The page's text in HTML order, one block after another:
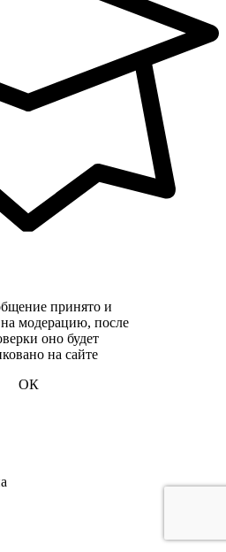
эндокринолог
принято и
модерацию, после
оно будет
на сайте
ОК